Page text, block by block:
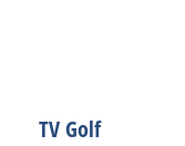
TV Golf